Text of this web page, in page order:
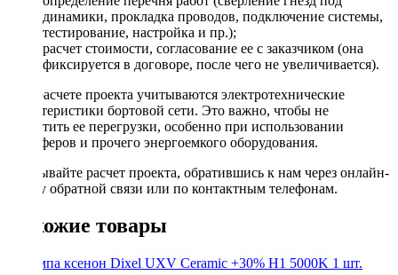
динамики, прокладка проводов, подключение системы,
тестирование, настройка и пр.);
расчет стоимости, согласование ее с заказчиком (она
фиксируется в договоре, после чего не увеличивается).
При расчете проекта учитываются электротехнические
характеристики бортовой сети. Это важно, чтобы не
допустить ее перегрузки, особенно при использовании
сабвуферов и прочего энергоемкого оборудования.
Заказывайте расчет проекта, обратившись к нам через онлайн-
форму обратной связи или по контактным телефонам.
Похожие товары